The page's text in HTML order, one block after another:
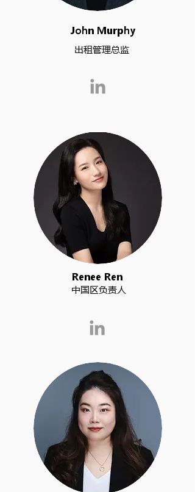
John Murphy
出租管理总监
Renee Ren
中国区负责人